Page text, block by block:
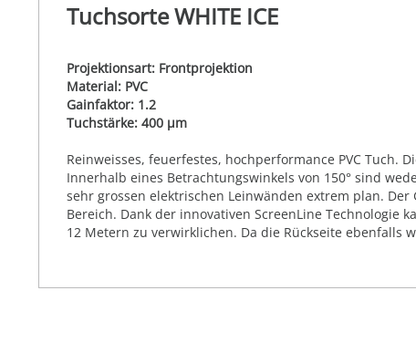
Tuchsorte WHITE ICE
Projektionsart: Frontprojektion
Material: PVC
Gainfaktor: 1.2
Tuchstärke: 400 µm
Reinweisses, feuerfestes, hochperformance PVC
Innerhalb eines Betrachtungswinkels von 150° sind
sehr grossen elektrischen Leinwänden extrem plan.
Bereich. Dank der innovativen ScreenLine
12 Metern zu verwirklichen. Da die Rückseite